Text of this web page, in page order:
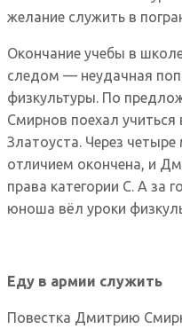
желание служить в
Окончание учебы в
следом — неудачная
физкультуры. По
Смирнов поехал
Златоуста. Через
отличием окончена, и
права категории С. А за
юноша вёл уроки
Еду в армии служить
Повестка Дмитрию